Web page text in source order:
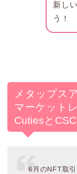
新し
う！
メタップス
マーケット
Cutiesと
6月のNFT取